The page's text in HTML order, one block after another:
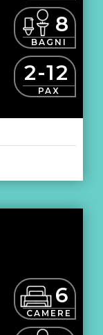
8
BAGNI
2-12
PAX
6
CAMERE